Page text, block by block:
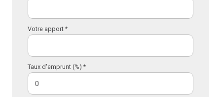
Votre apport *
Taux d'emprunt (%) *